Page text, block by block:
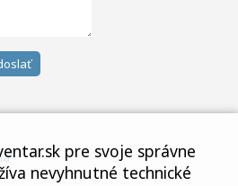
pre svoje správne
nevyhnutné technické